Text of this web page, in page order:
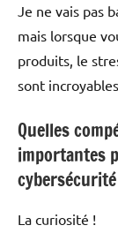
Je ne vais pas
mais lorsque
produits, le
sont incroyables.
Quelles
importantes
La curiosité !